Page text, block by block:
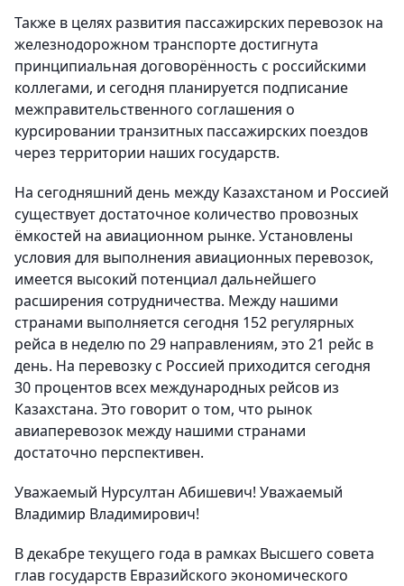
Также в целях развития пассажирских перевозок на
железнодорожном транспорте достигнута
принципиальная договорённость с российскими
коллегами, и сегодня планируется подписание
межправительственного соглашения о
курсировании транзитных пассажирских поездов
через территории наших государств.
На сегодняшний день между Казахстаном и Россией
существует достаточное количество провозных
ёмкостей на авиационном рынке. Установлены
условия для выполнения авиационных перевозок,
имеется высокий потенциал дальнейшего
расширения сотрудничества. Между нашими
странами выполняется сегодня 152 регулярных
рейса в неделю по 29 направлениям, это 21 рейс в
день. На перевозку с Россией приходится сегодня
30 процентов всех международных рейсов из
Казахстана. Это говорит о том, что рынок
авиаперевозок между нашими странами
достаточно перспективен.
Уважаемый Нурсултан Абишевич! Уважаемый
Владимир Владимирович!
В декабре текущего года в рамках Высшего совета
глав государств Евразийского экономического